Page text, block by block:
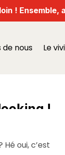
! Ensemble,
nous Le
!
oui, c’est